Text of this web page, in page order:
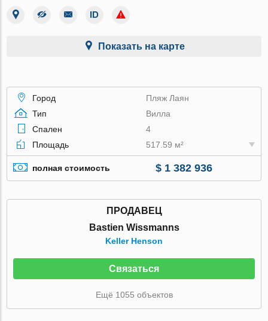
Показать на карте
Город
Пляж Лаян
Тип
Вилла
Спален
4
Площадь
517.59 м²
полная стоимость $ 1 382 936
ПРОДАВЕЦ
Bastien Wissmanns
Keller Henson
Связаться
Ещё 1055 объектов